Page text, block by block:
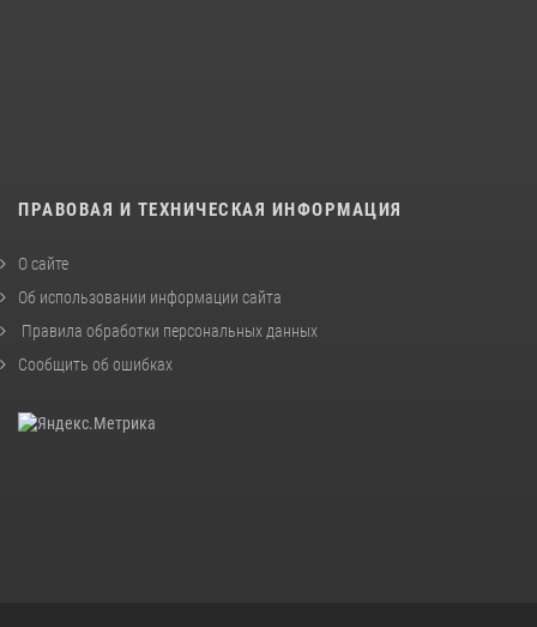
ПРАВОВАЯ И ТЕХНИЧЕСКАЯ ИНФОРМАЦИЯ
О сайте
Об использовании информации сайта
Правила обработки персональных данных
Сообщить об ошибках